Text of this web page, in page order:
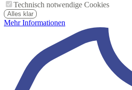
Technisch notwendige Cookies
Alles klar
Mehr Informationen